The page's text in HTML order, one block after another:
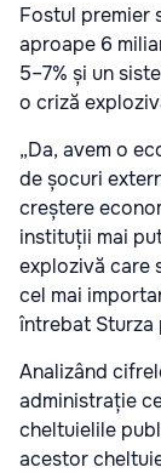
Fostul premier
aproape 6
5–7% și un
o criză
„Da, avem o
de șocuri
creștere
instituții mai
explozivă care
cel mai
întrebat Sturza
Analizând
administrație
cheltuielile
acestor